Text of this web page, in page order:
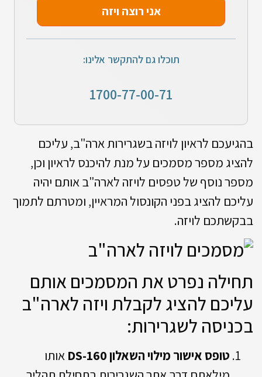
אני רוצה ויזה
תוכלו גם להתקשר אלינו:
1700-77-00-71
בהגיעכם לראיון לויזה בשגרירות ארה"ב, עליכם
להציג מספר מסמכים על מנת להיכנס לראיון וכן,
מספר נוסף של טפסים לויזה לארה"ב אותם יהיה
עליכם להציג בפני הקונסול המראיין, ומטרתם לתמוך
בבקשתכם לויזה.
תחילה נפרט את המסמכים אותם
עליכם להציג לקבלת ויזה לארה"ב
בכניסה לשגרירות:
טופס אישור מילוי השאלון DS-160
אותו